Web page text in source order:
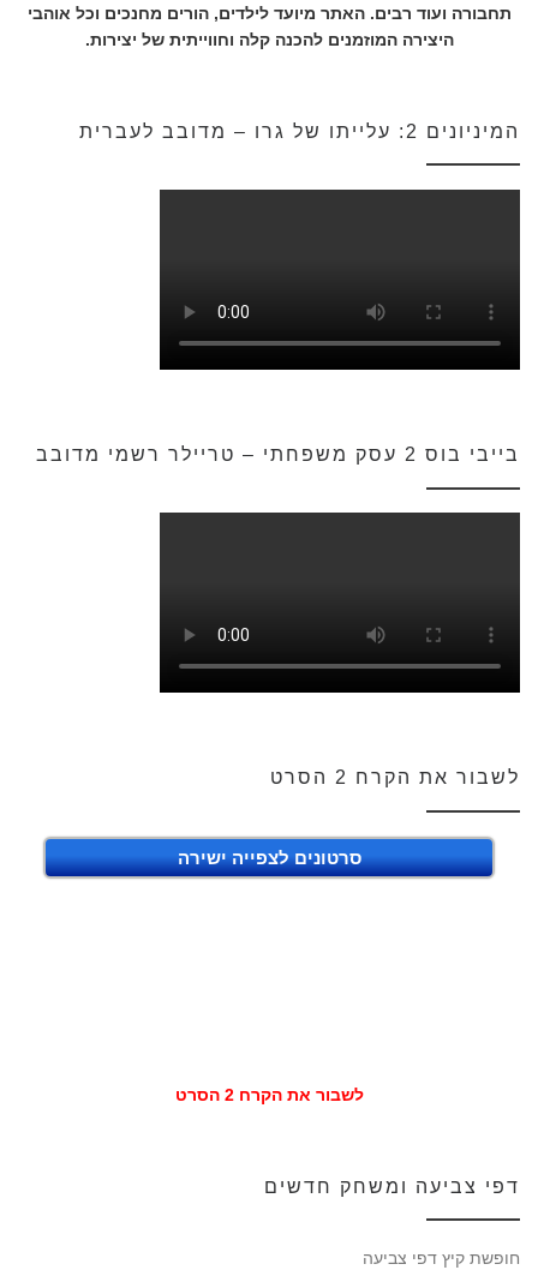
תחבורה ועוד רבים. האתר מיועד לילדים, הורים מחנכים וכל אוהבי
היצירה המוזמנים להכנה קלה וחווייתית של יצירות.
המיניונים 2: עלייתו של גרו – מדובב לעברית
בייבי בוס 2 עסק משפחתי – טריילר רשמי מדובב
לשבור את הקרח 2 הסרט
סרטונים לצפייה ישירה
לשבור את הקרח 2 הסרט
דפי צביעה ומשחק חדשים
חופשת קיץ דפי צביעה